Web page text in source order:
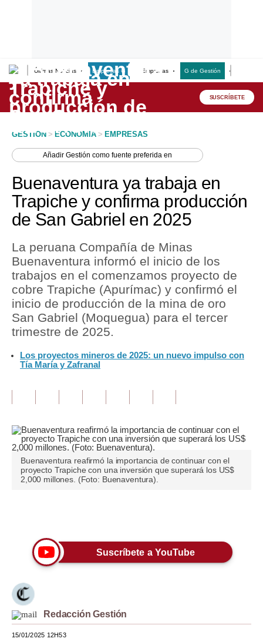
Últimas Noticias Empresas G Empresas G de Gestión
Lo último
Peru Quiosco
Economía
Mercados
Política
Tu Dinero
Finanzas Personales
Inmobiliarias
Plus G
Editorial
Pregunta de hoy
Blogs
Tendencias
Moda
Estilos
Mundo
EEUU
México
SUSCRÍBETE
GESTION > ECONOMIA > EMPRESAS
AñadirGestión como fuente preferida en
Buenaventura ya trabaja en
Trapiche y confirma producción
de San Gabriel en 2025
La peruana Compañía de Minas
Buenaventura informó el inicio de los
trabajos en el comenzamos proyecto de
cobre Trapiche (Apurímac) y confirmó el
inicio de producción de la mina de oro
San Gabriel (Moquegua) para el tercer
trimestre de 2025.
Los proyectos mineros de 2025: un nuevo impulso con
Tía María y Zafranal
Buenaventura reafirmó la importancia de continuar con el
proyecto Trapiche con una inversión que superará los US$
2,000 millones. (Foto: Buenaventura).
Suscríbete a YouTube
Redacción Gestión
15/01/2025 12H53